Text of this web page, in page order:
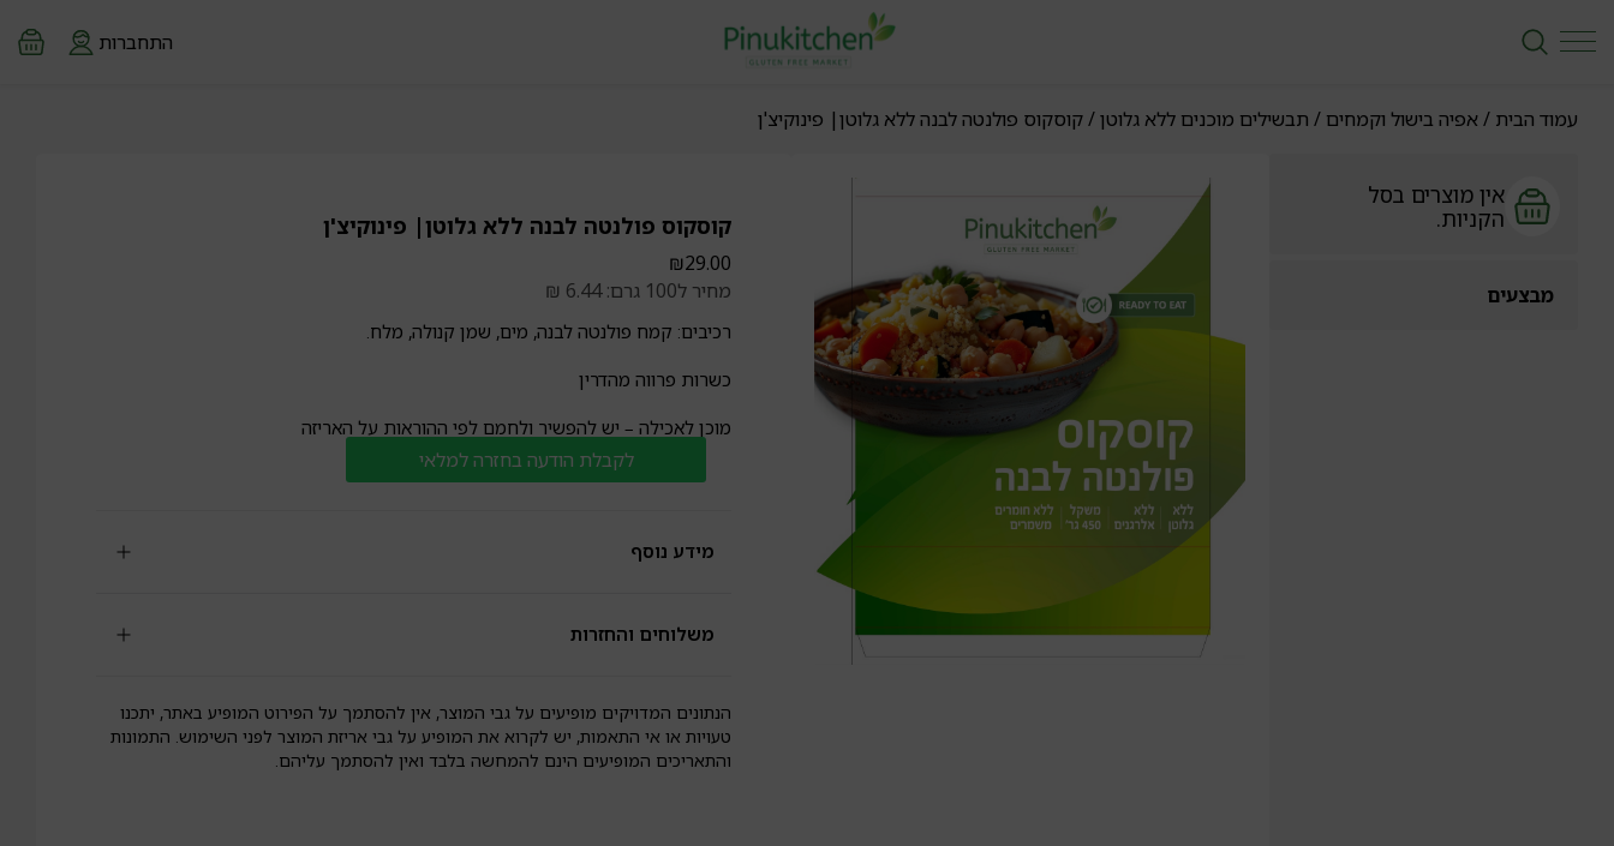
התחברות
עמוד הבית /אפיה בישול וקמחים / תבשילים מוכנים ללא גלוטן/ קוסקוס פולנטה לבנה ללא גלוטן| פינוקיצ'ן
אין מוצרים בסל
הקניות.
מבצעים
קוסקוס פולנטה לבנה ללא גלוטן| פינוקיצ'ן
₪29.00
מחיר ל100 גרם: 6.44 ₪
רכיבים: קמח פולנטה לבנה, מים, שמן קנולה, מלח.
כשרות פרווה מהדרין
מוכן לאכילה – יש להפשיר ולחמם לפי ההוראות על האריזה
לקבלת הודעה בחזרה למלאי
מידע נוסף
משלוחים והחזרות
הנתונים המדויקים מופיעים על גבי המוצר, אין להסתמך על הפירוט המופיע באתר, יתכנו
טעויות או אי התאמות, יש לקרוא את המופיע על גבי אריזת המוצר לפני השימוש. התמונות
והתאריכים המופיעים הינם להמחשה בלבד ואין להסתמך עליהם.